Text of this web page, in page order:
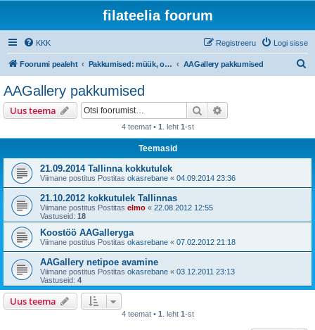
filateelia foorum
KKK Logi sisse
Registreeru
Foorumi pealeht Pakkumised: müük, ost ja vahetus AAGallery pakkumised
AAGallery pakkumised
Uus teema Otsi
4 teemat • 1 . leht 1-st
Teemasid
21.09.2014 Tallinna kokkutulek
Viimane postitus Postitas okasrebane « 04.09.2014 23:36
21.10.2012 kokkutulek Tallinnas
Viimane postitus Postitas elmo « 22.08.2012 12:55
Vastuseid: 18
Koostöö AAGalleryga
Viimane postitus Postitas okasrebane « 07.02.2012 21:18
AAGallery netipoe avamine
Viimane postitus Postitas okasrebane « 03.12.2011 23:13
Vastuseid: 4
Uus teema
4 teemat • 1 . leht 1-st